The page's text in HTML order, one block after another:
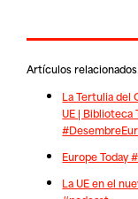
Artículos
La Tertulia del
UE | Biblioteca
Europe Today
La UE en el